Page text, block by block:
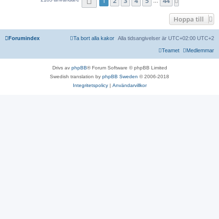
Hoppa till
Forumindex Alla tidsangivelser är UTC+02:00 UTC+2
Ta bort alla kakor
Medlemmar
Teamet
Drivs av phpBB® Forum Software © phpBB Limited
Swedish translation by phpBB Sweden © 2006-2018
Integritetspolicy| Användarvillkor